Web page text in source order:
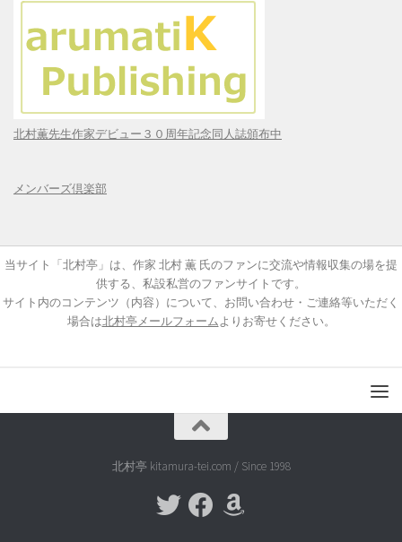
北村薫先生作家デビュー３０周年記念同人誌頒布中
メンバーズ倶楽部
当サイト「北村亭」は、作家 北村 薫 氏のファンに交流や情報収集の場を提
供する、私設私営のファンサイトです。
サイト内のコンテンツ（内容）について、お問い合わせ・ご連絡等いただく
場合は北村亭メールフォームよりお寄せください。
北村亭 kitamura-tei.com / Since 1998